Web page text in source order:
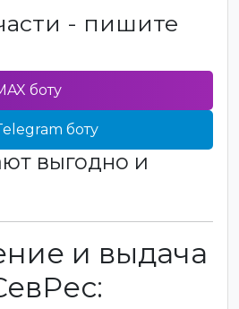
- пишите
боту
боту
выгодно и
и выдача